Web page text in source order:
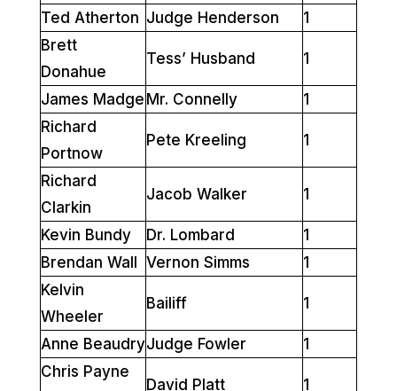
Ted Atherton Judge Henderson
1
Brett
Donahue
Tess’ Husband 1
James Madge Mr. Connelly
1
Richard
Portnow
Pete Kreeling 1
Richard
Clarkin
Jacob Walker 1
Kevin Bundy Dr. Lombard
1
Brendan Wall Vernon Simms
1
Kelvin
Wheeler
Bailiff 1
Anne BeaudryJudge Fowler
1
Chris Payne
David Platt 1